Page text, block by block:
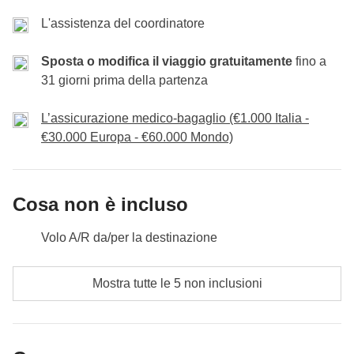
Cassa comune: tasse di soggiorno hotel
specialità locali con un pasto ristoratore e poi
meglio di noi?
Non incluso: skipass, noleggio attrezzatura e attività extra, pasti
volontà di WeRoad (condizioni climatiche, festività, scioperi,
L'assistenza del coordinatore
Sposta o modifica il viaggio gratuitamente fino a
31 giorni prima della partenza
L’assicurazione medico-bagaglio (€1.000 Italia -
€30.000 Europa - €60.000 Mondo)
Cosa non è incluso
Volo A/R da/per la destinazione
Pasti e bevande dove non indicato
infilare nello zaino
Mostra tutte le 5 non inclusioni